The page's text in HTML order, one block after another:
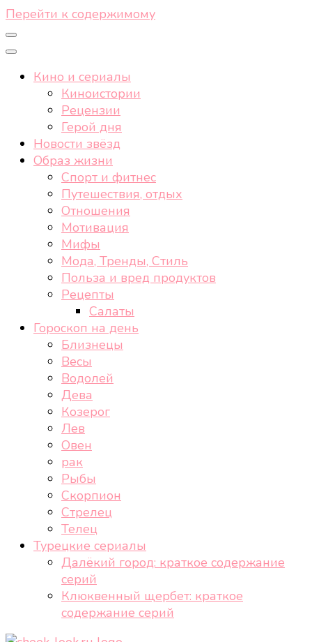
Перейти к содержимому
Кино и сериалы
Киноистории
Рецензии
Герой дня
Новости звёзд
Образ жизни
Спорт и фитнес
Путешествия, отдых
Отношения
Мотивация
Мифы
Мода, Тренды, Стиль
Польза и вред продуктов
Рецепты
Салаты
Гороскоп на день
Близнецы
Весы
Водолей
Дева
Козерог
Лев
Овен
рак
Рыбы
Скорпион
Стрелец
Телец
Турецкие сериалы
Далёкий город: краткое содержание
серий
Клюквенный щербет: краткое
содержание серий